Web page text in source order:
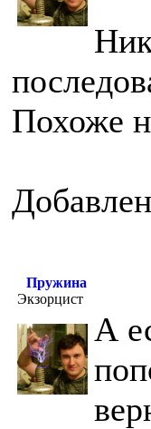
Похоже
Пружина
Экзорцист
А